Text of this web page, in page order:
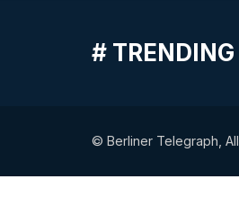
# TRENDING
Германия
© Berliner Telegraph,